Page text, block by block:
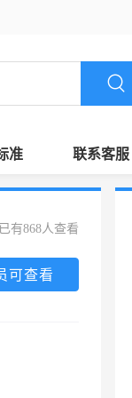
准 联系客服
已有868人查看
可查看